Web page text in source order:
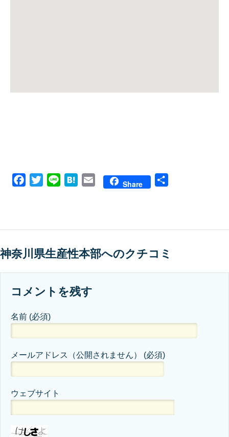
Facebook
Twitter Line HatenaEmail Share
神奈川県生産性本部へのクチコミ
コメントを残す
名前 (必須)
メールアドレス（公開されません） (必須)
ウェブサイト